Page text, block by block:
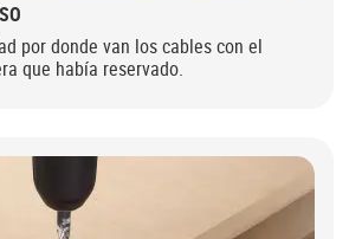
por donde van los cables con el
que había reservado.